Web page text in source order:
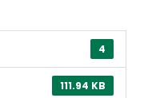
4
111.94 KB